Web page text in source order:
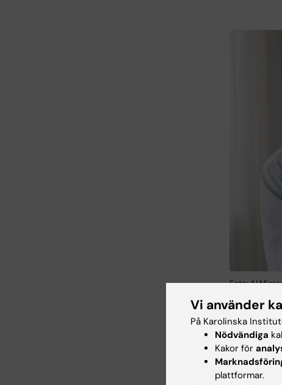
Foto: AI
Vår
och
kan
Vi använder
På Karolinska
Nödvändiga
Kakor för
plattformar.